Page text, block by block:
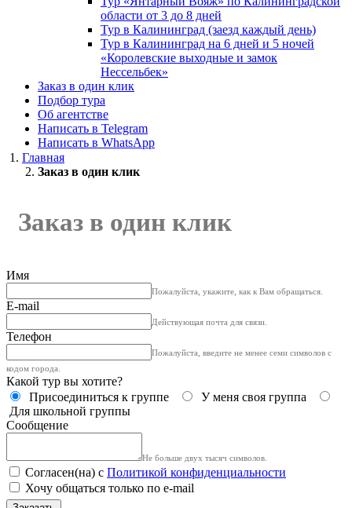
области от 3 до 8 дней
Тур в Калининград (заезд каждый день)
Тур в Калининград на 6 дней и 5 ночей
«Королевские выходные и замок
Нессельбек»
Заказ в один клик
Подбор тура
Об агентстве
Написать в Telegram
Написать в WhatsApp
Главная
Заказ в один клик
Заказ в один клик
Имя
Пожалуйста, укажите, как к Вам обращаться.
E-mail
Действующая почта для связи.
Телефон
Пожалуйста, введите не менее семи символов с
кодом города.
Какой тур вы хотите?
Присоединиться к группе
У меня своя группа
Для школьной группы
Сообщение
Не больше двух тысяч символов.
Согласен(на) с Политикой конфиденциальности
Хочу общаться только по e-mail